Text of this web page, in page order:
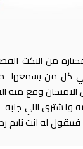
من النكت
كل من يسمعها
وقع منه
وا شترى اللي
له انت نايم رد